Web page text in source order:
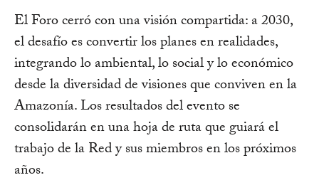
El Foro cerró con una visión compartida: a 2030,
el desafío es convertir los planes en realidades,
integrando lo ambiental, lo social y lo económico
desde la diversidad de visiones que conviven en la
Amazonía. Los resultados del evento se
consolidarán en una hoja de ruta que guiará el
trabajo de la Red y sus miembros en los próximos
años.